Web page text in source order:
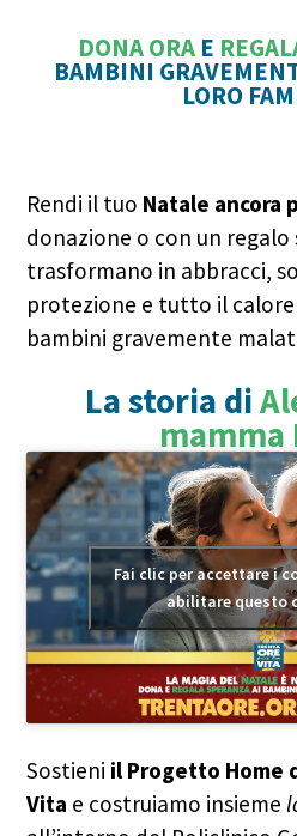
DONA ORAE
BAMBINI
LORO
Rendi il tuo Natale ancora
donazione o con un regalo
trasformano in abbracci,
protezione e tutto il
bambini gravemente
La storia di
mamma
Fai clic per accettare i
abilitare questo
Sostieni il Progetto Home
Vita e costruiamo insieme